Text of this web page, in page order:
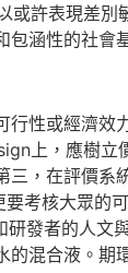
或許表現差別
涵性的社會
性或經濟效
上，應樹立
三，在評價系
考核大眾的
研發者的人文
的混合液。期